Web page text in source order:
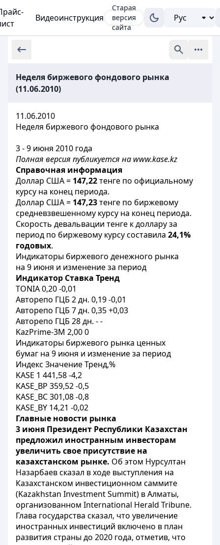
Видеоинструкция
Старая
версия
сайта
Неделя биржевого фондового рынка
(11.06.2010)
11.06.2010
Неделя биржевого фондового рынка
3 - 9 июня 2010 года
Полная версия публикуется на www.kase.kz
Справочная информация
Доллар США = 147,22тенге по официальному
курсу на конец периода.
Доллар США = 147,23тенге по биржевому
средневзвешенному курсу на конец периода.
Скорость девальвации тенге к доллару за
период по биржевому курсу составила 24,1%
годовых.
Индикаторы биржевого денежного рынка
на 9 июня и изменение за период
Индикатор Ставка Тренд
TONIA 0,20 -0,01
Авторепо ГЦБ 2 дн. 0,19 -0,01
Авторепо ГЦБ 7 дн. 0,35 +0,03
Авторепо ГЦБ 28 дн. - -
KazPrime-3M 2,00 0
Индикаторы биржевого рынка ценных
бумаг на 9 июня и изменение за период
Индекс Значение Тренд,%
KASE 1 441,58 -4,2
KASE_BP 359,52 -0,5
KASE_BC 301,08 -0,8
KASE_BY 14,21 -0,02
Главные новости рынка
3 июня Президент Республики Казахстан
предложил иностранным инвесторам
увеличить свое присутствие на
казахстанском рынке. Об этом Нурсултан
Назарбаев сказал в ходе выступления на
Казахстанском инвестиционном саммите
(Kazakhstan Investment Summit) в Алматы,
организованном International Herald Tribune.
Глава государства сказал, что увеличение
иностранных инвестиций включено в план
развития страны до 2020 года, отметив, что